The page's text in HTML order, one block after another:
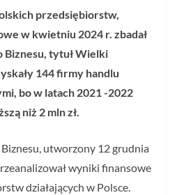
przedsiębiorstw,
w kwietniu 2024 r. zbadał
tytuł Wielki
144 firmy handlu
bo w latach 2021 -2022
niż 2 mln zł.
utworzony 12 grudnia
wyniki finansowe
działających w Polsce.